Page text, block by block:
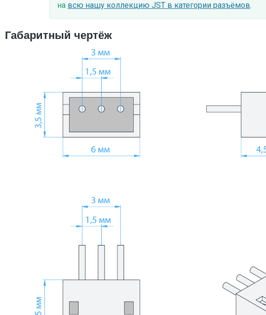
на всю нашу коллекцию JST в категории разъёмов.
Габаритный чертёж